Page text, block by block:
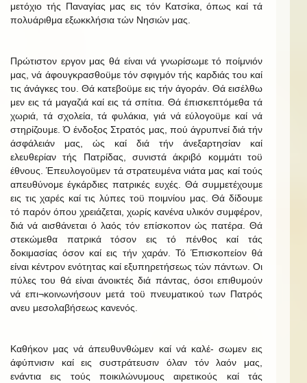
μετόχιο τής Παναγίας μας εις τόν Κατσίκα, όπως καί τά
πολυάριθμα εξωκκλήσια τών Νησιών μας.
Πρώτιστον εργον μας θά είναι νά γνωρίσωμε τό ποίμνιόν
μας, νά άφουγκρασθοϋμε τόν σφιγμόν τής καρδιάς του καί
τις άνάγκες του. Θά κατεβοϋμε εις τήν άγοράν. Θά εισέλθω
μεν εις τά μαγαζιά καί εις τά σπίτια. Θά έπισκεπτόμεθα τά
χωριά, τά σχολεία, τά φυλάκια, γιά νά εύλογοϋμε καί νά
στηρίζουμε. Ό ένδοξος Στρατός μας, πού άγρυπνεί διά τήν
άσφάλειάν μας, ώς καί διά τήν άνεξαρτησίαν καί
ελευθερίαν τής Πατρίδας, συνιστά άκριβό κομμάτι τοϋ
έθνους. Έπευλογοϋμεν τά στρατευμένα νιάτα μας καί τούς
απευθύνομε έγκάρδιες πατρικές ευχές. Θά συμμετέχουμε
εις τις χαρές καί τις λύπες τοϋ ποιμνίου μας. Θά δίδουμε
τό παρόν όπου χρειάζεται, χωρίς κανένα υλικόν συμφέρον,
διά νά αισθάνεται ό λαός τόν επίσκοπον ώς πατέρα. Θά
στεκώμεθα πατρικά τόσον εις τό πένθος καί τάς
δοκιμασίας όσον καί εις τήν χαράν. Τό Έπισκοπείον θά
είναι κέντρον ενότητας καί εξυπηρετήσεως τών πάντων. Οι
πύλες του θά είναι άνοικτές διά πάντας, όσοι επιθυμούν
νά επι¬κοινωνήσουν μετά τοϋ πνευματικού των Πατρός
ανευ μεσολαβήσεως κανενός.
Καθήκον μας νά άπευθυνθώμεν καί νά καλέ- σωμεν εις
άφύπνισιν καί εις συστράτευσιν όλαν τόν λαόν μας,
ενάντια εις τούς ποικιλώνυμους αιρετικούς καί τάς